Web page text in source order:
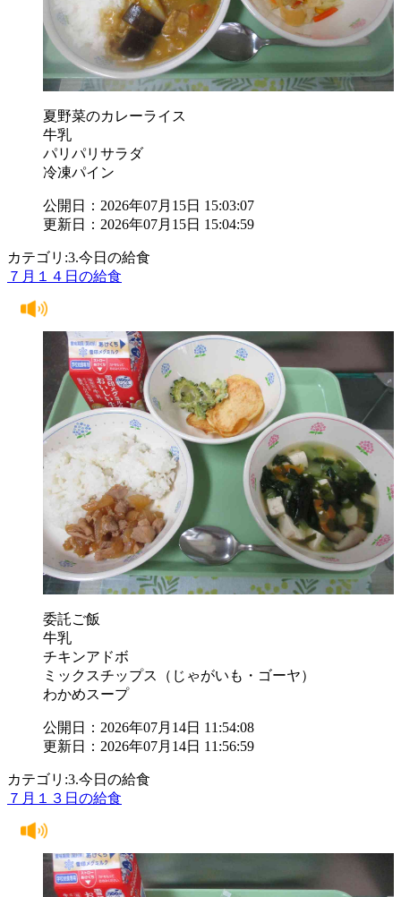
夏野菜のカレーライス
牛乳
パリパリサラダ
冷凍パイン
公開日：2026年07月15日 15:03:07
更新日：2026年07月15日 15:04:59
カテゴリ:3.今日の給食
７月１４日の給食
委託ご飯
牛乳
チキンアドボ
ミックスチップス（じゃがいも・ゴーヤ）
わかめスープ
公開日：2026年07月14日 11:54:08
更新日：2026年07月14日 11:56:59
カテゴリ:3.今日の給食
７月１３日の給食